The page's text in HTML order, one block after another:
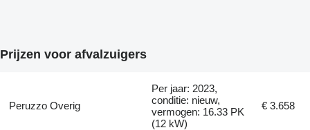
Prijzen voor afvalzuigers
Peruzzo Overig
Per jaar: 2023,
conditie: nieuw,
vermogen: 16.33 PK
(12 kW)
€ 3.658